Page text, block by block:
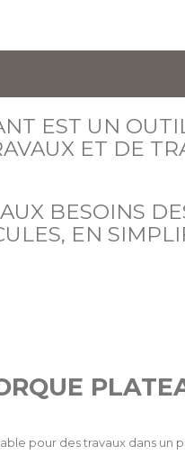
EST UN
ET DE
BESOINS
EN
pour des travaux dans un